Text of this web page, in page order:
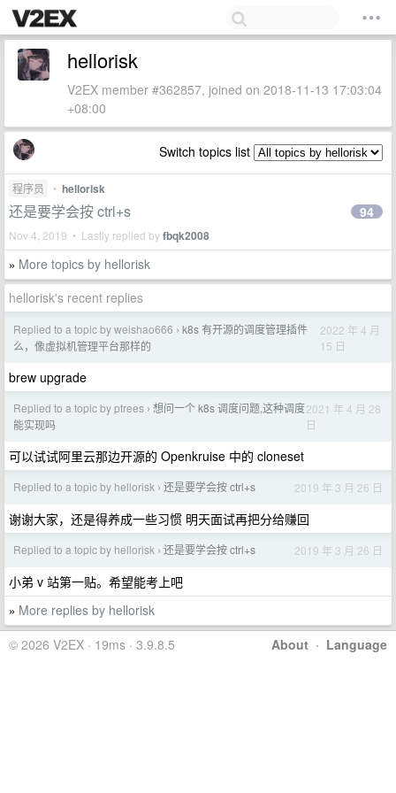
hellorisk
V2EX member #362857, joined on 2018-11-13 17:03:04
+08:00
Switch topics list
程序员 • hellorisk
还是要学会按 ctrl+s
Nov 4, 2019 • Lastly replied byfbqk2008
94
» More topics by hellorisk
hellorisk's recent replies
Replied to a topic by weishao666 › k8s 有开源的调度管理插件
么，像虚拟机管理平台那样的
2022 年 4 月
15 日
brew upgrade
Replied to a topic by ptrees › 想问一个 k8s 调度问题,这种调度
能实现吗
2021 年 4 月 28
日
可以试试阿里云那边开源的 Openkruise 中的 cloneset
Replied to a topic by hellorisk › 还是要学会按 ctrl+s 2019 年 3 月 26 日
谢谢大家，还是得养成一些习惯 明天面试再把分给赚回
Replied to a topic by hellorisk › 还是要学会按 ctrl+s 2019 年 3 月 26 日
小弟 v 站第一贴。希望能考上吧
» More replies by hellorisk
About · Language
© 2026 V2EX · 19ms · 3.9.8.5